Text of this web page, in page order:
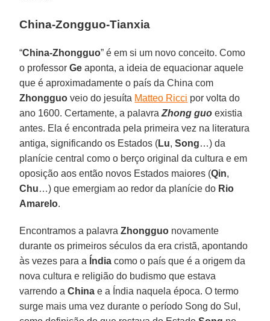
China-Zongguo-Tianxia
“China-Zhongguo” é em si um novo conceito. Como
o professorGe aponta, a ideia de equacionar aquele
que é aproximadamente o país da China com
Zhongguo veio do jesuíta Matteo Ricci por volta do
ano 1600. Certamente, a palavraZhong guo existia
antes. Ela é encontrada pela primeira vez na literatura
antiga, significando os Estados (Lu,Song…) da
planície central como o berço original da cultura e em
oposição aos então novos Estados maiores (Qin,
Chu…) que emergiam ao redor da planície do Rio
Amarelo.
Encontramos a palavraZhongguo novamente
durante os primeiros séculos da era cristã, apontando
às vezes para a Índia como o país que é a origem da
nova cultura e religião do budismo que estava
varrendo aChina e a Índia naquela época. O termo
surge mais uma vez durante o período Song do Sul,